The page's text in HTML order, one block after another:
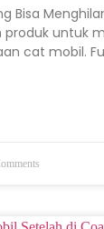
Bisa
untuk
cat mobil.